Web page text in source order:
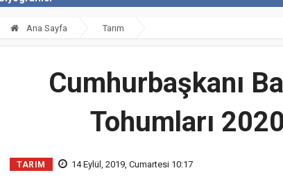
Ana Sayfa Tarım
Cumhurbaşkanı
Tohumları
TARIM 14 Eylül, 2019, Cumartesi 10:17